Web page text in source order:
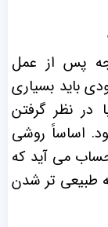
پس از عمل
باید بسیاری
در نظر گرفتن
اساساً روشی
می ‌آید که
طبیعی تر شدن